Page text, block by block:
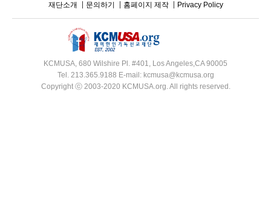
재단소개 문의하기 홈페이지 제작 Privacy Policy
KCMUSA, 680 Wilshire Pl. #401, Los Angeles,CA 90005
Tel. 213.365.9188 E-mail: kcmusa@kcmusa.org
Copyright ⓒ 2003-2020 KCMUSA.org. All rights reserved.